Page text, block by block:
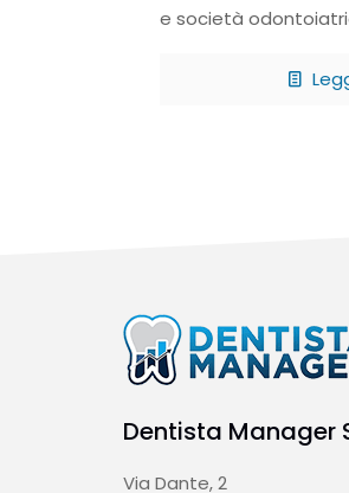
e società
Dentista Manager
Via Dante, 2